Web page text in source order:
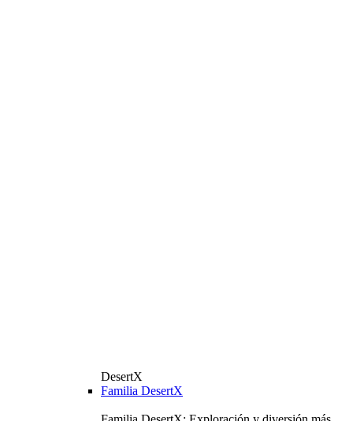
DesertX
Familia DesertX